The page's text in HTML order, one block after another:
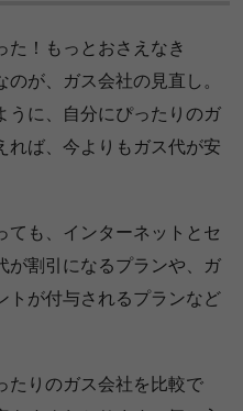
た！もっとおさえなき
が、ガス会社の見直し。
うに、自分にぴったりのガ
れば、今よりもガス代が安
ても、インターネットとセ
が割引になるプランや、ガ
トが付与されるプランなど
たりのガス会社を比較で